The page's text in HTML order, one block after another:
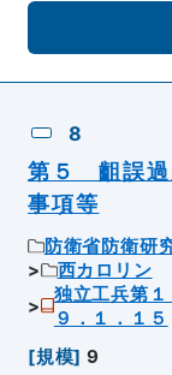
8
第５ 齟誤過
事項等
防衛省防衛研
西カロリン
独立工兵第
９．１．１５
[規模] 9